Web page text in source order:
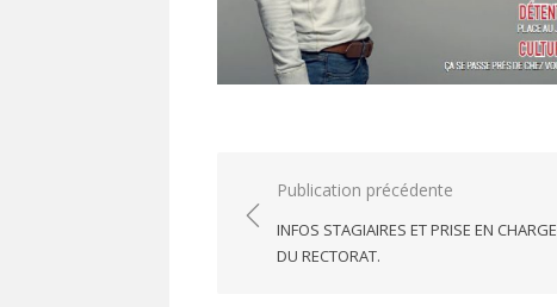
Navigation
de
l’article
Publication précédente
INFOS STAGIAIRES ET PRISE EN CHARGE
DU RECTORAT.